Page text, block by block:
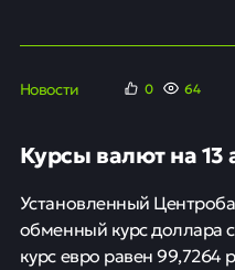
Новости 0 64
Курсы валют на 13
Установленный
обменный курс доллара
курс евро равен 99,7264